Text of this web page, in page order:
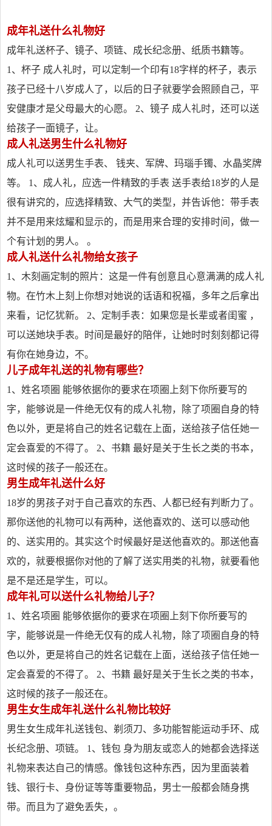
成年礼送什么礼物好
成年礼送杯子、镜子、项链、成长纪念册、纸质书籍等。
1、杯子 成人礼时，可以定制一个印有18字样的杯子，表示
孩子已经十八岁成人了，以后的日子就要学会照顾自己，平
安健康才是父母最大的心愿。 2、镜子 成人礼时，还可以送
给孩子一面镜子，让。
成人礼送男生什么礼物好
成人礼可以送男生手表、 钱夹、军牌、玛瑙手镯、水晶奖牌
等。 1、成人礼，应选一件精致的手表 送手表给18岁的人是
很有讲究的，应选择精致、大气的类型，并告诉他：带手表
并不是用来炫耀和显示的，而是用来合理的安排时间，做一
个有计划的男人。 。
成人礼送什么礼物给女孩子
1、木刻画定制的照片：这是一件有创意且心意满满的成人礼
物。在竹木上刻上你想对她说的话语和祝福，多年之后拿出
来看，记忆犹新。 2、定制手表：如果您是长辈或者闺蜜 ，
可以送她块手表。时间是最好的陪伴，让她时时刻刻都记得
有你在她身边，不。
儿子成年礼送的礼物有哪些？
1、姓名项圈 能够依据你的要求在项圈上刻下你所要写的
字，能够说是一件绝无仅有的成人礼物，除了项圈自身的特
色以外，更是将自己的姓名记载在上面，送给孩子信任她一
定会喜爱的不得了。 2、书籍 最好是关于生长之类的书本，
这时候的孩子一般还在。
男生成年礼送什么好
18岁的男孩子对于自己喜欢的东西、人都已经有判断力了。
那你送他的礼物可以有两种，送他喜欢的、送可以感动他
的、送实用的。其实这个时候最好是送他喜欢的。那送他喜
欢的，就要根据你对他的了解了送实用类的礼物，就要看他
是不是还是学生，可以。
成年礼可以送什么礼物给儿子？
1、姓名项圈 能够依据你的要求在项圈上刻下你所要写的
字，能够说是一件绝无仅有的成人礼物，除了项圈自身的特
色以外，更是将自己的姓名记载在上面，送给孩子信任她一
定会喜爱的不得了。 2、书籍 最好是关于生长之类的书本，
这时候的孩子一般还在。
男生女生成年礼送什么礼物比较好
男生女生成年礼送钱包、剃须刀、多功能智能运动手环、成
长纪念册、项链。 1、钱包 身为朋友或恋人的她都会选择送
礼物来表达自己的情感。像钱包这种东西，因为里面装着
钱、银行卡、身份证等等重要物品，男士一般都会随身携
带。而且为了避免丢失，。